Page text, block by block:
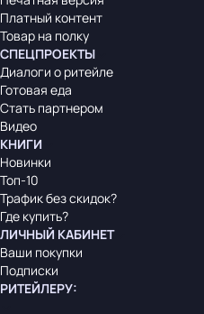
Платный контент
Товар на полку
СПЕЦПРОЕКТЫ
Диалоги о ритейле
Готовая еда
Стать партнером
Видео
КНИГИ
Новинки
Топ-10
Трафик без скидок?
Где купить?
ЛИЧНЫЙ КАБИНЕТ
Ваши покупки
Подписки
РИТЕЙЛЕРУ: